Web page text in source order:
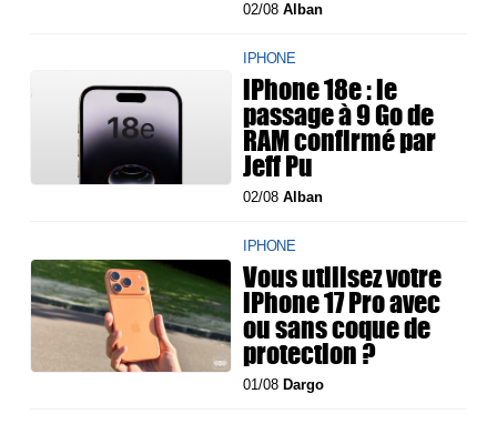
02/08Alban
IPHONE
iPhone 18e : le
passage à 9 Go de
RAM confirmé par
Jeff Pu
02/08Alban
IPHONE
Vous utilisez votre
iPhone 17 Pro avec
ou sans coque de
protection ?
01/08 Dargo